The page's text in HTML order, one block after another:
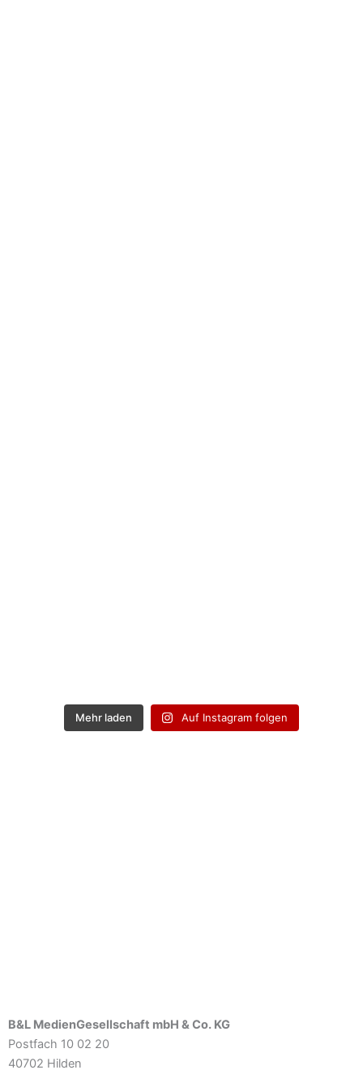
Mehr laden Auf Instagram folgen
B&L MedienGesellschaft mbH & Co. KG
Postfach 10 02 20
40702 Hilden